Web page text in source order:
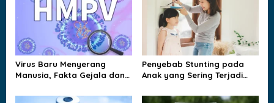
g
a
t
i
Virus Baru Menyerang
Manusia, Fakta Gejala dan
Penyebab Stunting pada
Anak yang Sering Terjadi
Keluarga